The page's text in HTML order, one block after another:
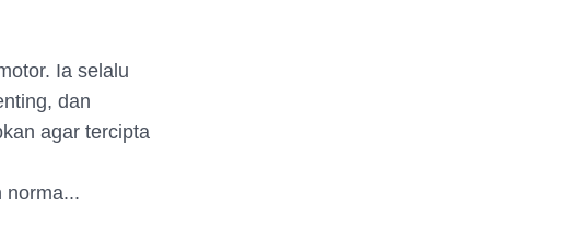
Ia selalu
dan
agar tercipta
norma...